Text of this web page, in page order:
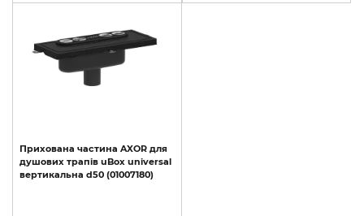
Прихована частина AXOR для
душових трапів uBox universal
вертикальна d50 (01007180)